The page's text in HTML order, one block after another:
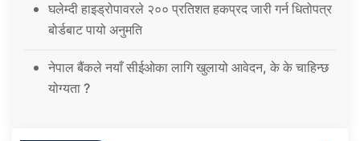
घलेम्दी हाइड्रोपावरले २०० प्रतिशत हकप्रद जारी गर्न धितोपत्र
बोर्डबाट पायो अनुमति
नेपाल बैंकले नयाँ सीईओका लागि खुलायो आवेदन, के के चाहिन्छ
योग्यता ?